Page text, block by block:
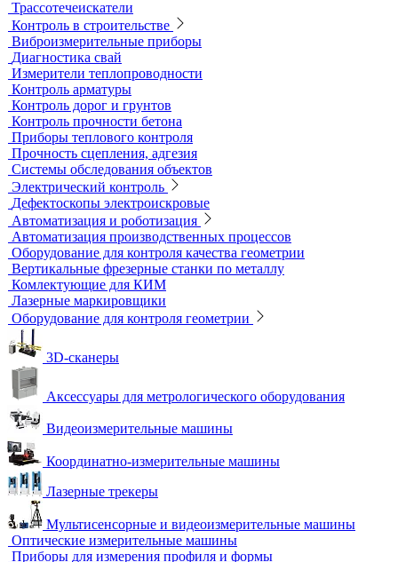
Вакуумные рамки
Вакуумные установки
Портативные гелиевые течеискатели
Течеискатели акустические
Течеискатели корреляционные
Течеискатели многодатчиковые
Трассотечеискатели
Контроль в строительстве
Виброизмерительные приборы
Диагностика свай
Измерители теплопроводности
Контроль арматуры
Контроль дорог и грунтов
Контроль прочности бетона
Приборы теплового контроля
Прочность сцепления, адгезия
Системы обследования объектов
Электрический контроль
Дефектоскопы электроискровые
Автоматизация и роботизация
Автоматизация производственных процессов
Оборудование для контроля качества геометрии
Вертикальные фрезерные станки по металлу
Комлектующие для КИМ
Лазерные маркировщики
Оборудование для контроля геометрии
Аксессуары для метрологического оборудования
Видеоизмерительные машины
Координатно-измерительные машины